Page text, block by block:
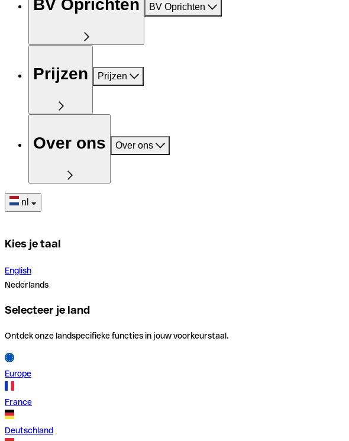
BV Oprichten BV Oprichten
Prijzen Prijzen
Over ons Over ons
nl
Kies je taal
English
Nederlands
Selecteer je land
Ontdek onze landspecifieke functies in jouw voorkeurstaal.
Europe
France
Deutschland